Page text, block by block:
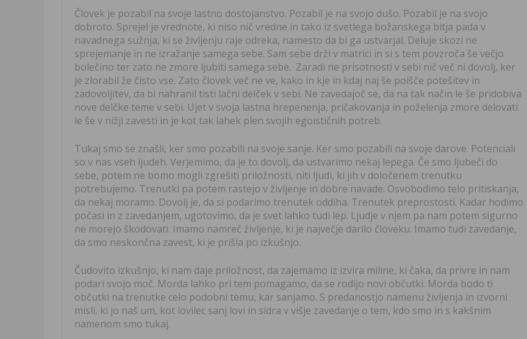
Človek je pozabil na svoje lastno dostojanstvo. Pozabil je na svojo dušo. Pozabil je na svojo
dobroto. Sprejel je vrednote, ki niso nič vredne in tako iz svetlega božanskega bitja pada v
navadnega sužnja, ki se življenju raje odreka, namesto da bi ga ustvarjal. Deluje skozi ne
sprejemanje in ne izražanje samega sebe. Sam sebe drži v matrici in si s tem povzroča še večjo
bolečino ter zato ne zmore ljubiti samega sebe. Zaradi ne prisotnosti v sebi nič več ni dovolj, ker
je zlorabil že čisto vse. Zato človek več ne ve, kako in kje in kdaj naj še poišče potešitev in
zadovoljitev, da bi nahranil tisti lačni delček v sebi. Ne zavedajoč se, da na tak način le še pridobiva
nove delčke teme v sebi. Ujet v svoja lastna hrepenenja, pričakovanja in poželenja zmore delovati
le še v nižji zavesti in je kot tak lahek plen svojih egoističnih potreb.
Tukaj smo se znašli, ker smo pozabili na svoje sanje. Ker smo pozabili na svoje darove. Potenciali
so v nas vseh ljudeh. Verjemimo, da je to dovolj, da ustvarimo nekaj lepega. Če smo ljubeči do
sebe, potem ne bomo mogli zgrešiti priložnosti, niti ljudi, ki jih v določenem trenutku
potrebujemo. Trenutki pa potem rastejo v življenje in dobre navade. Osvobodimo telo pritiskanja,
da nekaj moramo. Dovolj je, da si podarimo trenutek oddiha. Trenutek preprostosti. Kadar hodimo
počasi in z zavedanjem, ugotovimo, da je svet lahko tudi lep. Ljudje v njem pa nam potem sigurno
ne morejo škodovati. Imamo namreč življenje, ki je največje darilo človeku. Imamo tudi zavedanje,
da smo neskončna zavest, ki je prišla po izkušnjo.
Čudovito izkušnjo, ki nam daje priložnost, da zajemamo iz izvira miline, ki čaka, da privre in nam
podari svojo moč. Morda lahko pri tem pomagamo, da se rodijo novi občutki. Morda bodo ti
občutki na trenutke celo podobni temu, kar sanjamo. S predanostjo namenu življenja in izvorni
misli, ki jo naš um, kot lovilec sanj lovi in sidra v višje zavedanje o tem, kdo smo in s kakšnim
namenom smo tukaj.